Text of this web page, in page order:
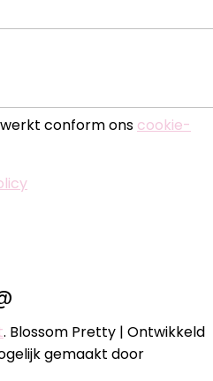
conform ons cookie-
. Blossom Pretty | Ontwikkeld
gemaakt door